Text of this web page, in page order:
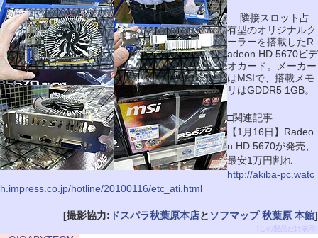
隣接スロット占
有型のオリジナルク
ーラーを搭載したR
adeon HD 5670ビデ
オカード。メーカー
はMSIで、搭載メモ
リはGDDR5 1GB。
□関連記事
【1月16日】Radeo
n HD 5670が発売、
最安1万円割れ
http://akiba-pc.watc
h.impress.co.jp/hotline/20100116/etc_ati.html
[撮影協力: ドスパラ秋葉原本店と ソフマップ 秋葉原 本館]
[この製品だけ表示]